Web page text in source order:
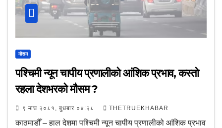
मौसम
पश्चिमी न्यून चापीय प्रणालीको आंशिक प्रभाव, कस्तो
रहला देशभरको मौसम ?
९ माघ २०८१, बुधबार ०४:२८ THETRUEKHABAR
काठमाडौँ – हाल देशमा पश्चिमी न्यून चापीय प्रणालीको आंशिक प्रभाव